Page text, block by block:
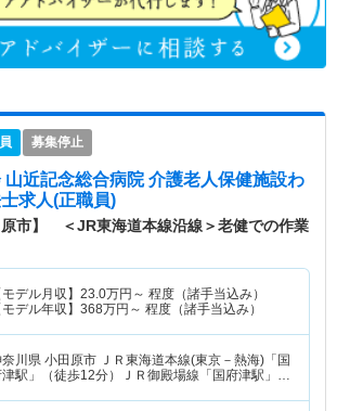
募集停止
山近記念総合病院 介護老人保健施設わ
求人(正職員)
原市】 ＜JR東海道本線沿線＞老健での作業
モデル月収】 23.0万円～ 程度（諸手当込み）
モデル年収】 368万円～ 程度（諸手当込み）
川県 小田原市 ＪＲ東海道本線(東京－熱海)「国
津駅」（徒歩12分）ＪＲ御殿場線「国府津駅」